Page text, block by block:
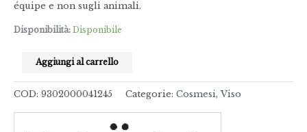
équipe e non sugli animali.
Disponibilità: Disponibile
Aggiungi al carrello
COD: 9302000041245 Categorie: Cosmesi, Viso